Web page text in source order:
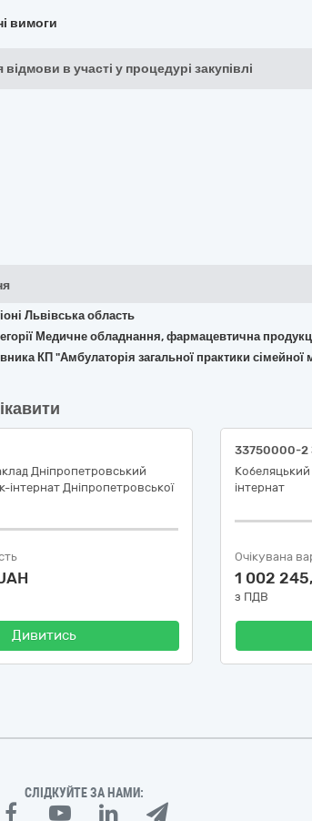
вимоги
в участі у процедурі закупівлі
Львівська область
Медичне обладнання, фармацевтична
КП "Амбулаторія загальної практики
Дніпропетровський
інтернат Дніпропетровської
Дивитись
інтернат
Очікувана
1 002
з ПДВ
СЛІДКУЙТЕ ЗА НАМИ: